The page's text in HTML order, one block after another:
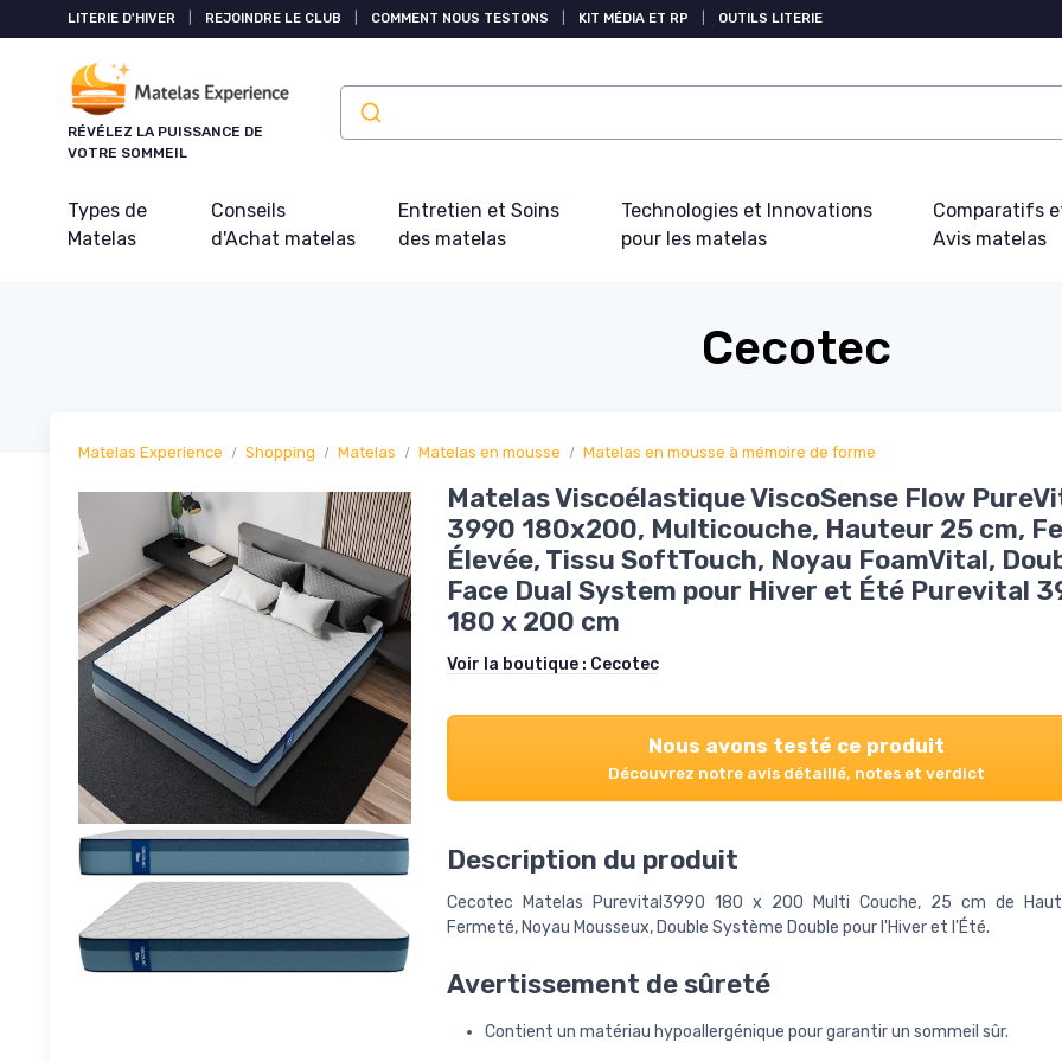
LITERIE D'HIVER REJOINDRE LE CLUB COMMENT NOUS TESTONS KIT MÉDIA ET RP OUTILS LITERIE
RÉVÉLEZ LA PUISSANCE DE
VOTRE SOMMEIL
Types de
Matelas
Conseils
d'Achat matelas
Entretien et Soins
des matelas
Technologies et Innovations
pour les matelas
Comparatifs
Avis matelas
Cecotec
Matelas Experience Shopping Matelas Matelas en mousse Matelas en mousse à mémoire de forme
Matelas Viscoélastique ViscoSense Flow
3990 180x200, Multicouche, Hauteur 25 cm,
Élevée, Tissu SoftTouch, Noyau FoamVital,
Face Dual System pour Hiver et Été Purevital
180 x 200 cm
Voir la boutique : Cecotec
Nous avons testé ce produit
Découvrez notre avis détaillé, notes et verdict
Description du produit
Cecotec Matelas Purevital3990 180 x 200 Multi Couche, 25 cm de
Fermeté, Noyau Mousseux, Double Système Double pour l'Hiver et l'Été.
Avertissement de sûreté
Contient un matériau hypoallergénique pour garantir un sommeil sûr.
Panneau de gestion des cookies